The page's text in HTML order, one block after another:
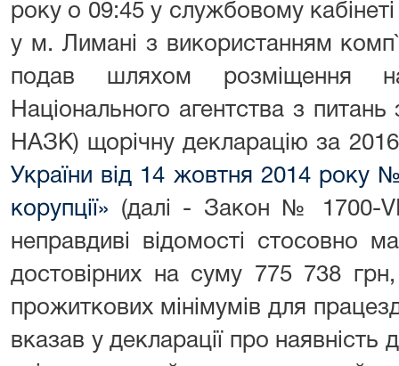
року о 09:45 у службовому
у м. Лимані з використанням
подав шляхом розміщення
Національного агентства з питань
НАЗК) щорічну декларацію за
України від 14 жовтня 2014 року
корупції» (далі - Закон № 1700-
неправдиві відомості стосовно
достовірних на суму 775 738
прожиткових мінімумів для
вказав у декларації про наявність